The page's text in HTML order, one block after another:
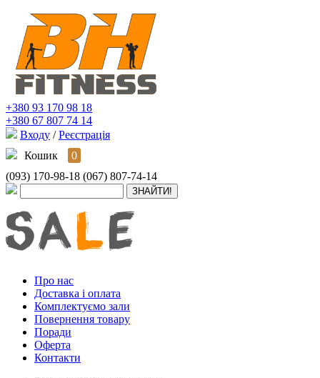
+380 93 170 98 18
+380 67 807 74 14
Входу / Реєстрація
Кошик
0
(093) 170-98-18 (067) 807-74-14
Про нас
Доставка і оплата
Комплектуємо зали
Повернення товару
Поради
Оферта
Контакти